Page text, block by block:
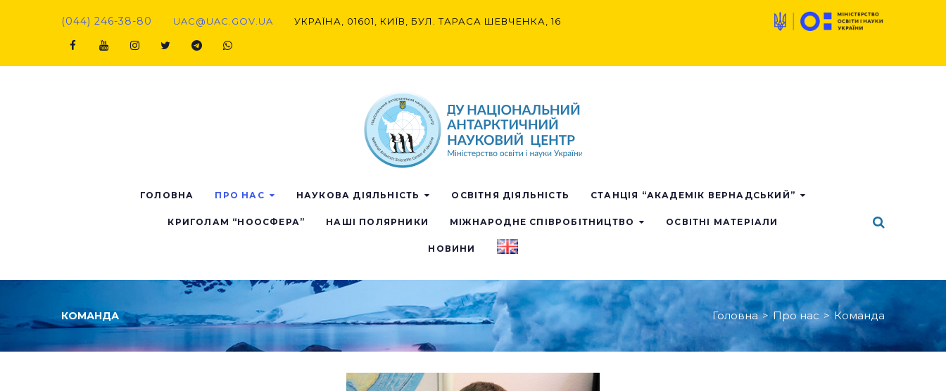
(044) 246-38-80 UAC@UAC.GOV.UA​​ УКРАЇНА, 01601, КИЇВ, БУЛ. ТАРАСА ШЕВЧЕНКА, 16
ГОЛОВНА ПРО НАС НАУКОВА ДІЯЛЬНІСТЬ ОСВІТНЯ ДІЯЛЬНІСТЬ СТАНЦІЯ “АКАДЕМІК ВЕРНАДСЬКИЙ”
КРИГОЛАМ “НООСФЕРА” НАШІ ПОЛЯРНИКИ МІЖНАРОДНЕ СПІВРОБІТНИЦТВО ОСВІТНІ МАТЕРІАЛИ
НОВИНИ
КОМАНДА Головна > Про нас > Команда